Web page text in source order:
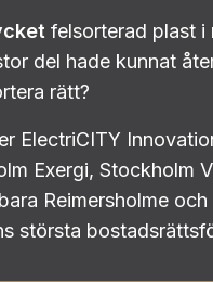
felsorterad plast i
del hade kunnat
rätt?
ElectriCITY
Exergi, Stockholm
Reimersholme
största